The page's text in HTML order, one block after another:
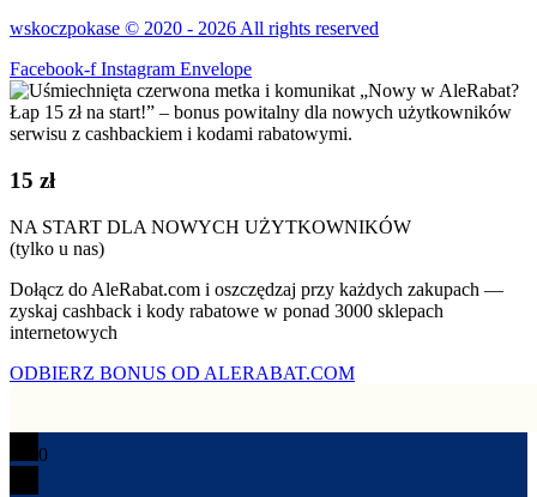
wskoczpokase © 2020 - 2026 All rights reserved
Facebook-f Instagram Envelope
15 zł
NA START DLA NOWYCH UŻYTKOWNIKÓW
(tylko u nas)
Dołącz do AleRabat.com i oszczędzaj przy każdych zakupach —
zyskaj cashback i kody rabatowe w ponad 3000 sklepach
internetowych
ODBIERZ BONUS OD ALERABAT.COM
0